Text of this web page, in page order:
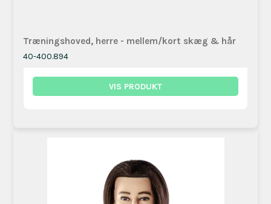
Træningshoved, herre - mellem/kort skæg & hår
40-400.894
VIS PRODUKT